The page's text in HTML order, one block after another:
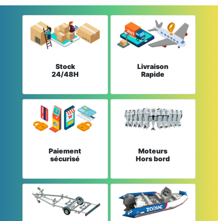
Stock
24/48H
Livraison
Rapide
Paiement
sécurisé
Moteurs
Hors bord